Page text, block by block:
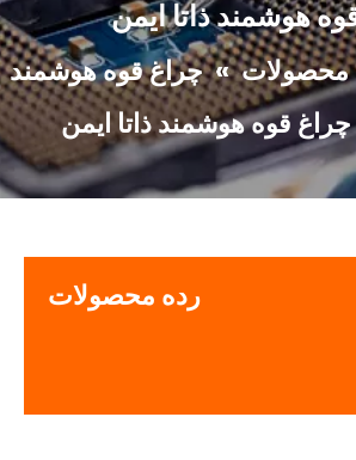
هوشمند ذاتا ایمن
محصولات »چراغ قوه هوشمند
چراغ قوه هوشمند ذاتا ایمن
رده محصولات